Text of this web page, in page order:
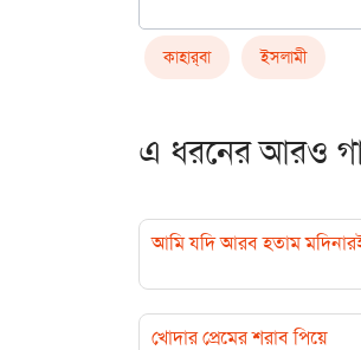
কাহার্‌বা ইসলামী
এ ধরনের আরও
আমি যদি আরব হতাম
খোদার প্রেমের শরাব পিয়ে